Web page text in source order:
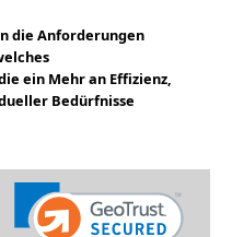
die Anforderungen
ein Mehr an Effizienz,
Bedürfnisse